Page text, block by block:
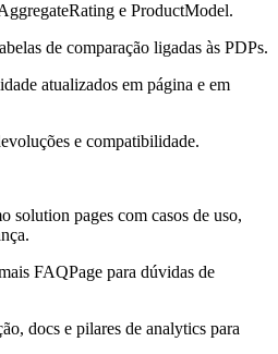
e ProductModel.
de comparação ligadas às PDPs.
atualizados em página e em
e compatibilidade.
solution pages com casos de uso,
FAQPage para dúvidas de
docs e pilares de analytics para